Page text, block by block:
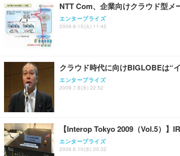
NTT Com、企業向けクラウド型
エンタープライズ
2009.9.15(火) 11:42
クラウド時代に向けBIGLOBEは“
エンタープライズ
2009.7.8(水) 22:52
【Interop Tokyo 2009（Vol.5）】
エンタープライズ
2009.6.10(水) 20:32